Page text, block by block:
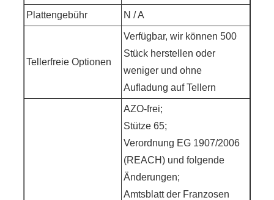
Plattengebühr N / A
Tellerfreie Optionen
Verfügbar, wir können 500
Stück herstellen oder
weniger und ohne
Aufladung auf Tellern
AZO-frei;
Stütze 65;
Verordnung EG 1907/2006
(REACH) und folgende
Änderungen;
Amtsblatt der Franzosen